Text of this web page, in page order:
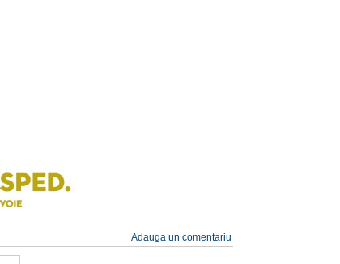
Adauga un comentariu